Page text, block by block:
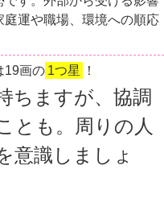
庭運や職場、環境への順応
19画の 1つ星 ！
ちますが、協調
とも。周りの人
意識しましょ